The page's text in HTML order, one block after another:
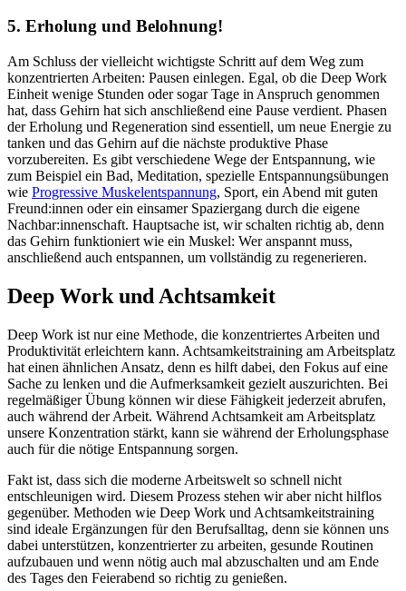
5. Erholung und Belohnung!
Am Schluss der vielleicht wichtigste Schritt auf dem Weg zum
konzentrierten Arbeiten: Pausen einlegen. Egal, ob die Deep Work
Einheit wenige Stunden oder sogar Tage in Anspruch genommen
hat, dass Gehirn hat sich anschließend eine Pause verdient. Phasen
der Erholung und Regeneration sind essentiell, um neue Energie zu
tanken und das Gehirn auf die nächste produktive Phase
vorzubereiten. Es gibt verschiedene Wege der Entspannung, wie
zum Beispiel ein Bad, Meditation, spezielle Entspannungsübungen
wie Progressive Muskelentspannung, Sport, ein Abend mit guten
Freund:innen oder ein einsamer Spaziergang durch die eigene
Nachbar:innenschaft. Hauptsache ist, wir schalten richtig ab, denn
das Gehirn funktioniert wie ein Muskel: Wer anspannt muss,
anschließend auch entspannen, um vollständig zu regenerieren.
Deep Work und Achtsamkeit
Deep Work ist nur eine Methode, die konzentriertes Arbeiten und
Produktivität erleichtern kann. Achtsamkeitstraining am Arbeitsplatz
hat einen ähnlichen Ansatz, denn es hilft dabei, den Fokus auf eine
Sache zu lenken und die Aufmerksamkeit gezielt auszurichten. Bei
regelmäßiger Übung können wir diese Fähigkeit jederzeit abrufen,
auch während der Arbeit. Während Achtsamkeit am Arbeitsplatz
unsere Konzentration stärkt, kann sie während der Erholungsphase
auch für die nötige Entspannung sorgen.
Fakt ist, dass sich die moderne Arbeitswelt so schnell nicht
entschleunigen wird. Diesem Prozess stehen wir aber nicht hilflos
gegenüber. Methoden wie Deep Work und Achtsamkeitstraining
sind ideale Ergänzungen für den Berufsalltag, denn sie können uns
dabei unterstützen, konzentrierter zu arbeiten, gesunde Routinen
aufzubauen und wenn nötig auch mal abzuschalten und am Ende
des Tages den Feierabend so richtig zu genießen.